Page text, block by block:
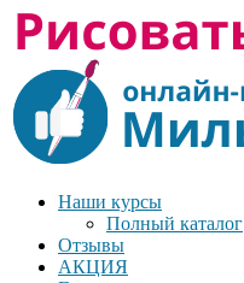
Наши курсы
Полный каталог
Отзывы
АКЦИЯ